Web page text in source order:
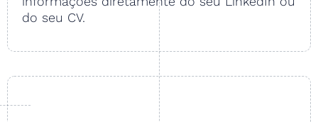
do seu CV.